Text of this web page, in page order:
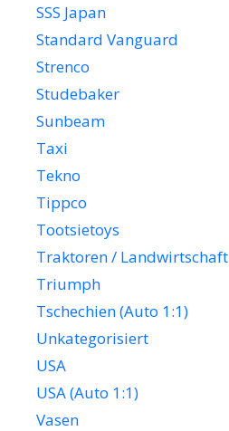
SSS Japan
Standard Vanguard
Strenco
Studebaker
Sunbeam
Taxi
Tekno
Tippco
Tootsietoys
Traktoren / Landwirtschaft
Triumph
Tschechien (Auto 1:1)
Unkategorisiert
USA
USA (Auto 1:1)
Vasen